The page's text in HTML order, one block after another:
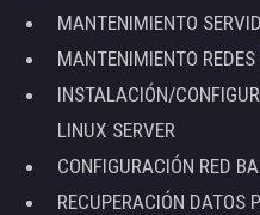
MANTENIMIENTO
MANTENIMIENTO
INSTALACIÓN/
LINUX SERVER
CONFIGURACIÓN RED
RECUPERACIÓN DATOS